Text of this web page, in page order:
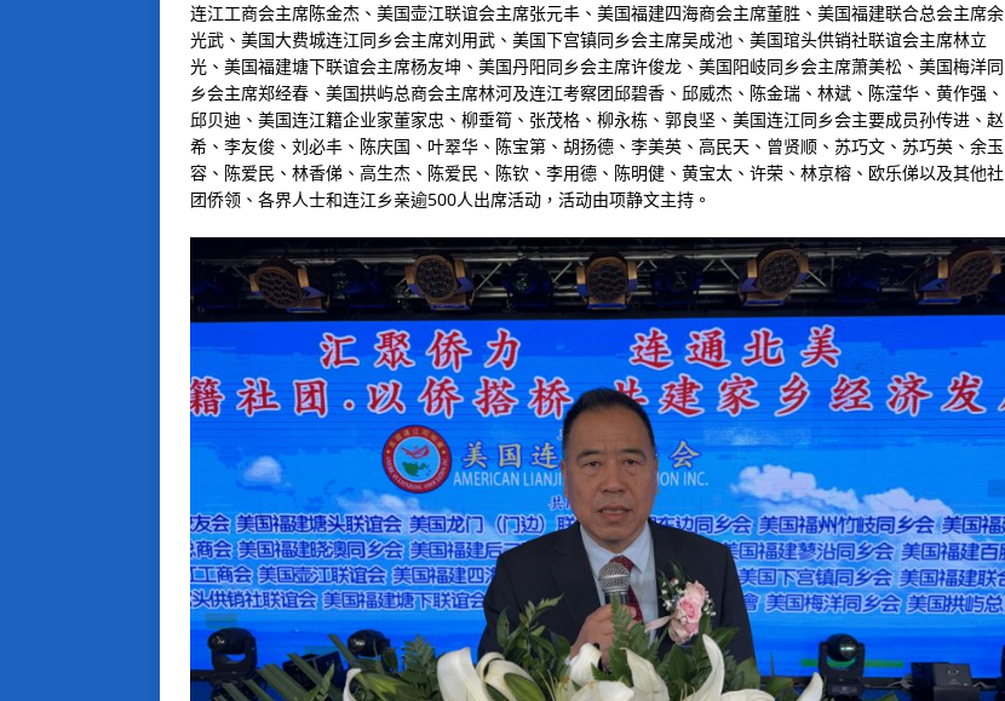
连江工商会主席陈金杰、美国壶江联谊会主席张元丰、美国福建四海商会主席董胜、美国福建联合总会主席余
光武、美国大费城连江同乡会主席刘用武、美国下宫镇同乡会主席吴成池、美国琯头供销社联谊会主席林立
光、美国福建塘下联谊会主席杨友坤、美国丹阳同乡会主席许俊龙、美国阳岐同乡会主席萧美松、美国梅洋同
乡会主席郑经春、美国拱屿总商会主席林河及连江考察团邱碧香、邱威杰、陈金瑞、林斌、陈滢华、黄作强、
邱贝迪、美国连江籍企业家董家忠、柳垂筍、张茂格、柳永栋、郭良坚、美国连江同乡会主要成员孙传进、赵
希、李友俊、刘必丰、陈庆国、叶翠华、陈宝第、胡扬德、李美英、高民天、曾贤顺、苏巧文、苏巧英、余玉
容、陈爱民、林香俤、高生杰、陈爱民、陈钦、李用德、陈明健、黄宝太、许荣、林京榕、欧乐俤以及其他社
团侨领、各界人士和连江乡亲逾500人出席活动，活动由项静文主持。